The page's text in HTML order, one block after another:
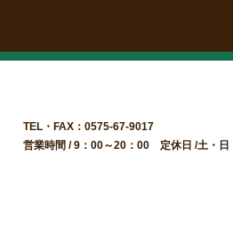
TEL・FAX：0575-67-9017
営業時間 / 9：00～20：00 定休日 /土・日